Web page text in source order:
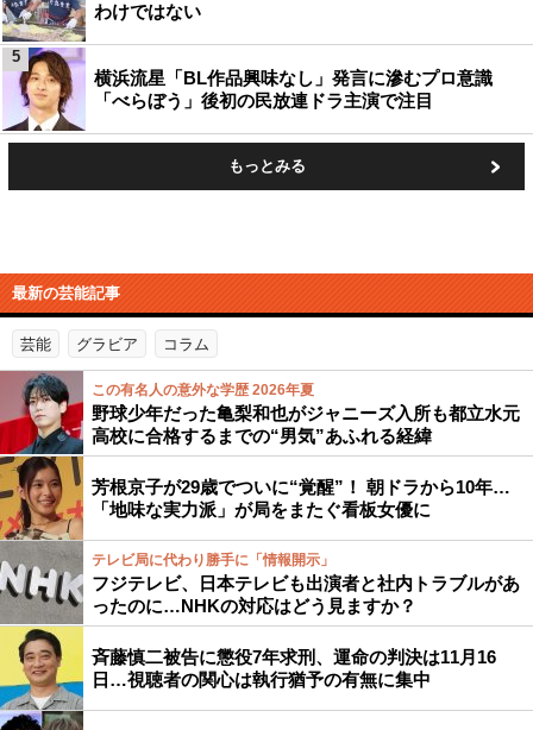
わけではない
横浜流星「BL作品興味なし」発言に滲むプロ意識
「べらぼう」後初の民放連ドラ主演で注目
5
もっとみる
最新の芸能記事
芸能 グラビア コラム
この有名人の意外な学歴 2026年夏
野球少年だった亀梨和也がジャニーズ入所も都立水元
高校に合格するまでの“男気”あふれる経緯
芳根京子が29歳でついに“覚醒”！ 朝ドラから10年…
「地味な実力派」が局をまたぐ看板女優に
テレビ局に代わり勝手に「情報開示」
フジテレビ、日本テレビも出演者と社内トラブルがあ
ったのに…NHKの対応はどう見ますか？
斉藤慎二被告に懲役7年求刑、運命の判決は11月16
日…視聴者の関心は執行猶予の有無に集中